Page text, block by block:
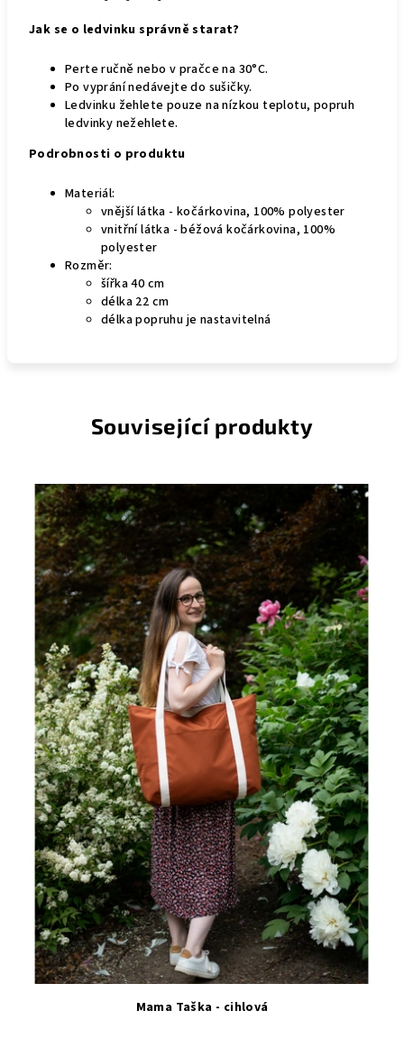
Jak se o ledvinku správně starat?
Perte ručně nebo v pračce na 30°C.
Po vyprání nedávejte do sušičky.
Ledvinku žehlete pouze na nízkou teplotu, popruh
ledvinky nežehlete.
Podrobnosti o produktu
Materiál:
vnější látka - kočárkovina, 100% polyester
vnitřní látka - béžová kočárkovina, 100%
polyester
Rozměr:
šířka 40 cm
délka 22 cm
délka popruhu je nastavitelná
Související produkty
Mama Taška - cihlová